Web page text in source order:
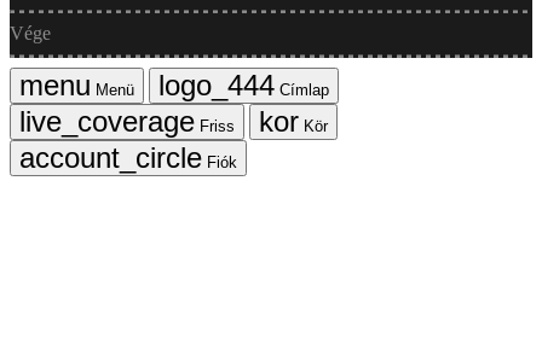
Vége
Menü
Címlap
Friss
Kör
Fiók